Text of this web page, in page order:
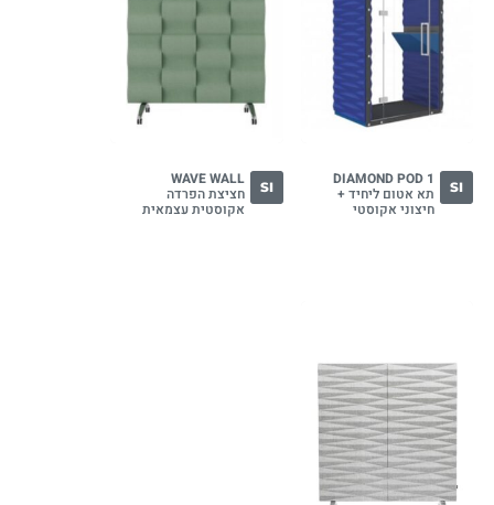
SI
DIAMOND POD 1
תא אטום ליחיד +
חיצוני אקוסטי
SI
WAVE WALL
חציצת הפרדה
אקוסטית עצמאית